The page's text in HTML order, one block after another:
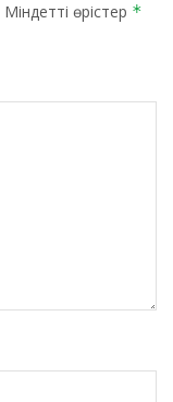
Міндетті өрістер *